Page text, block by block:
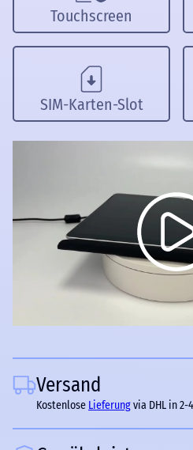
Touchscreen
SIM-Karten-Slot
Versand
Kostenlose Lieferungvia DHL in 2-